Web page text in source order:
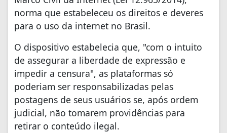
norma que estabeleceu os direitos e deveres
para o uso da internet no Brasil.
O dispositivo estabelecia que, "com o intuito
de assegurar a liberdade de expressão e
impedir a censura", as plataformas só
poderiam ser responsabilizadas pelas
postagens de seus usuários se, após ordem
judicial, não tomarem providências para
retirar o conteúdo ilegal.